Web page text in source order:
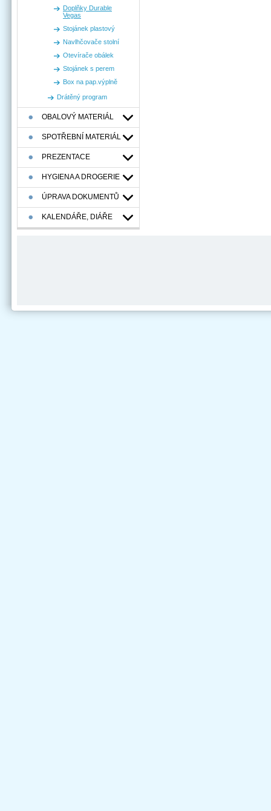
Doplňky Durable
Vegas
Stojánek plastový
Navlhčovače stolní
Otevírače obálek
Stojánek s perem
Box na pap.výplně
Drátěný program
OBALOVÝ MATERIÁL
SPOTŘEBNÍ MATERIÁL
PREZENTACE
HYGIENA A DROGERIE
ÚPRAVA DOKUMENTŮ
KALENDÁŘE, DIÁŘE